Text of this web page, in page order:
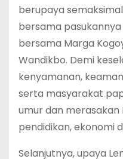
berupaya
bersama
bersama Marga
Wandikbo. Demi
kenyamanan,
serta masyarakat
umur dan
pendidikan, ekonomi
Selanjutnya, upaya